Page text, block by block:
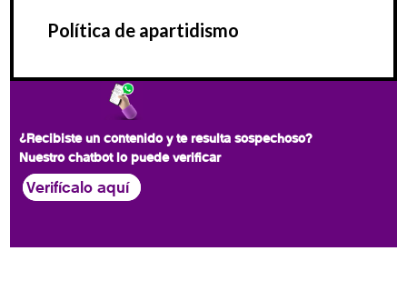
Política de apartidismo
¿Recibiste un contenido y te resulta sospechoso?
Nuestro chatbot lo puede verificar
Verifícalo aquí